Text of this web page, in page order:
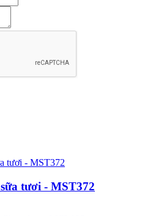
tươi - MST372